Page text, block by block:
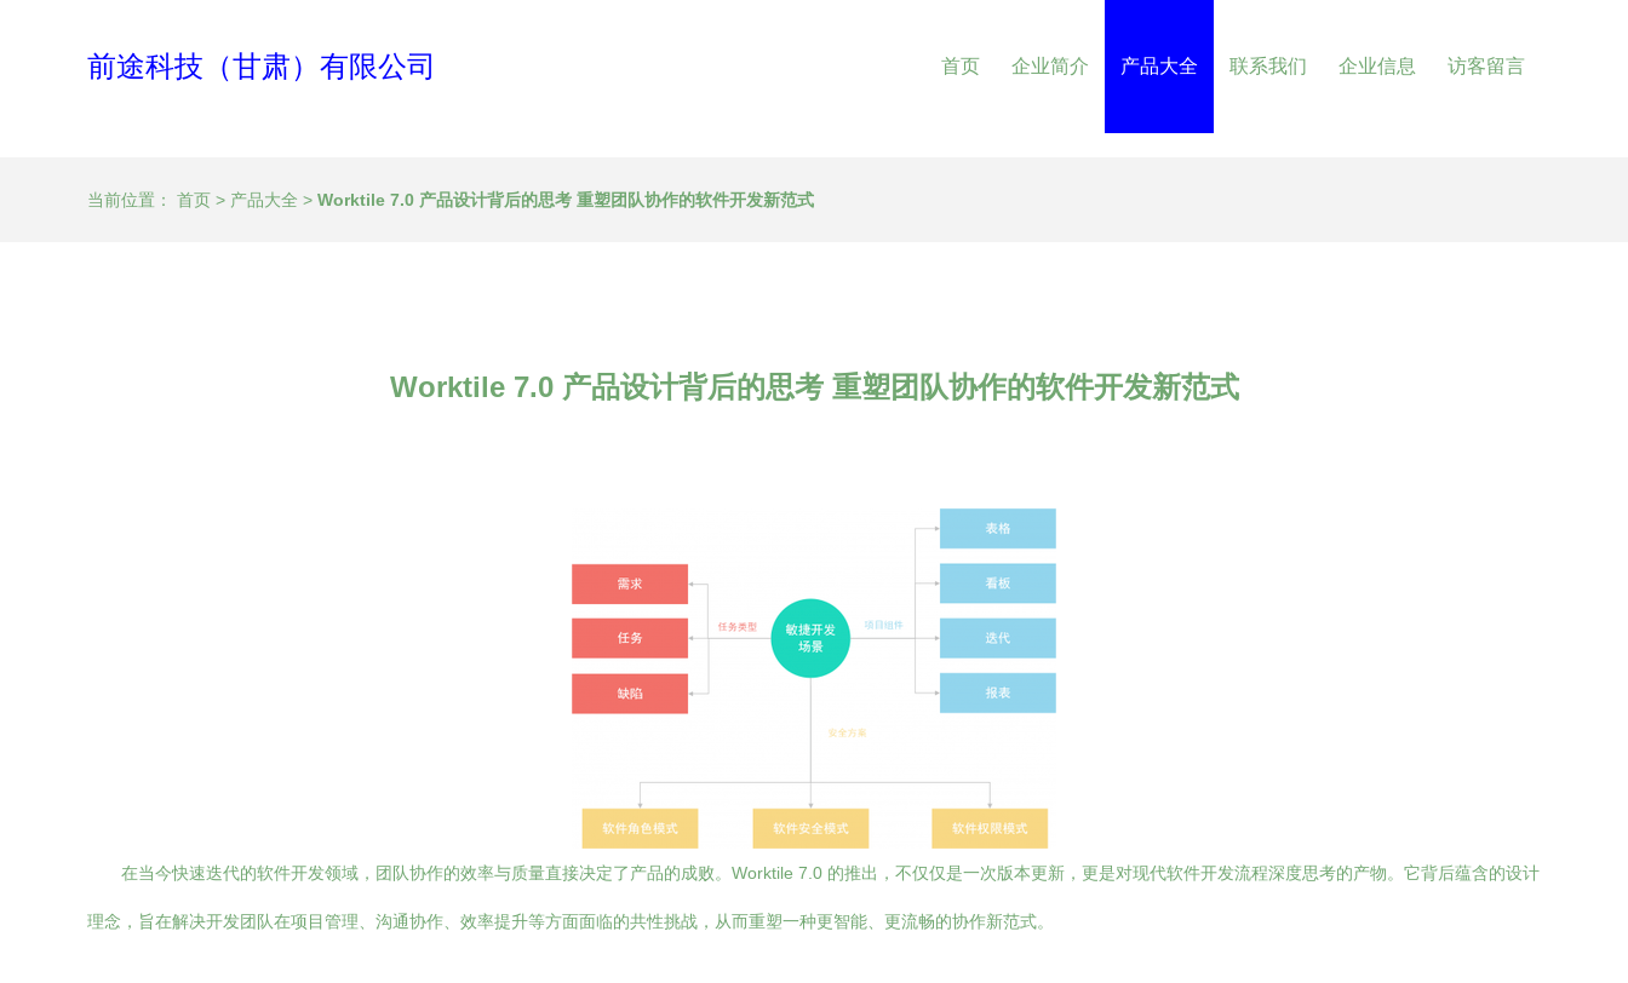
前途科技（甘肃）有限公司 首页 企业简介 产品大全 联系我们 企业信息 访客留言
当前位置： 首页 > 产品大全 > Worktile 7.0 产品设计背后的思考 重塑团队协作的软件开发新范式
Worktile 7.0 产品设计背后的思考 重塑团队协作的软件开发新范式
在当今快速迭代的软件开发领域，团队协作的效率与质量直接决定了产品的成败。Worktile 7.0 的推出，不仅仅是一次版本更新，更是对现代软件开发流程深度思考的产物。它背后蕴含的设计
理念，旨在解决开发团队在项目管理、沟通协作、效率提升等方面面临的共性挑战，从而重塑一种更智能、更流畅的协作新范式。